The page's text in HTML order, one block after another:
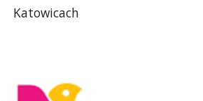
Katowicach